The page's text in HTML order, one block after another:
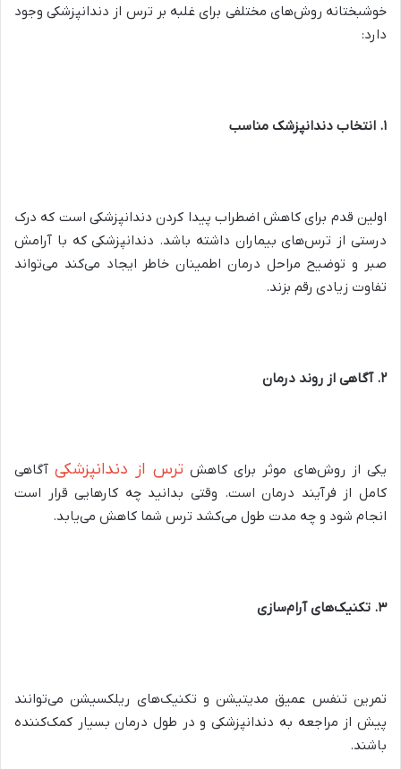
خوشبختانه روش‌های مختلفی برای غلبه بر ترس از دندانپزشکی وجود
دارد:
۱. انتخاب دندانپزشک مناسب
اولین قدم برای کاهش اضطراب پیدا کردن دندانپزشکی است که درک
درستی از ترس‌های بیماران داشته باشد. دندانپزشکی که با آرامش
صبر و توضیح مراحل درمان اطمینان خاطر ایجاد می‌کند می‌تواند
تفاوت زیادی رقم بزند.
۲. آگاهی از روند درمان
یکی از روش‌های موثر برای کاهش ترس از دندانپزشکیآگاهی
کامل از فرآیند درمان است. وقتی بدانید چه کارهایی قرار است
انجام شود و چه مدت طول می‌کشد ترس شما کاهش می‌یابد.
۳. تکنیک‌های آرام‌سازی
تمرین تنفس عمیق مدیتیشن و تکنیک‌های ریلکسیشن می‌توانند
پیش از مراجعه به دندانپزشکی و در طول درمان بسیار کمک‌کننده
باشند.